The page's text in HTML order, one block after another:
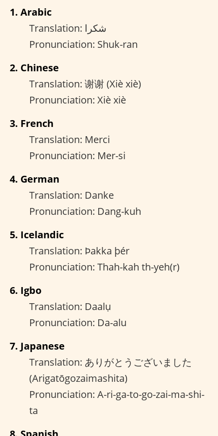
1. Arabic
Translation: شكرا
Pronunciation: Shuk-ran
2. Chinese
Translation: 谢谢 (Xiè xiè)
Pronunciation: Xiè xiè
3. French
Translation: Merci
Pronunciation: Mer-si
4. German
Translation: Danke
Pronunciation: Dang-kuh
5. Icelandic
Translation: Þakka þér
Pronunciation: Thah-kah th-yeh(r)
6. Igbo
Translation: Daalụ
Pronunciation: Da-alu
7. Japanese
Translation: ありがとうございました
(Arigatōgozaimashita)
Pronunciation: A-ri-ga-to-go-zai-ma-shi-
ta